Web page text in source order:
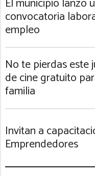
convocatoria
empleo
No te pierdas este
de cine gratuito
familia
Invitan a
Emprendedores